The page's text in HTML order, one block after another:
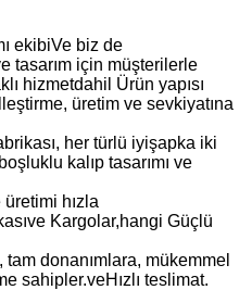
ekibiVe biz de
tasarım için müşterilerle
hizmetdahil Ürün yapısı
üretim ve sevkiyatına
her türlü iyişapka iki
kalıp tasarımı ve
üretimi hızla
ve Kargolar,hangi Güçlü
donanımlara, mükemmel
sahipler.veHızlı teslimat.